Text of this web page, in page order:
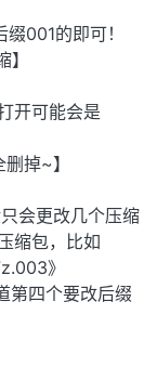
001的即可！
开可能会是
掉~】
会更改几个压缩
缩包，比如
》
第四个要改后缀